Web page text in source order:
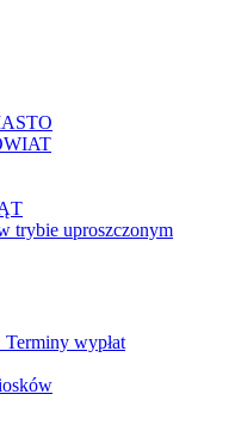
trybie uproszczonym
wypłat